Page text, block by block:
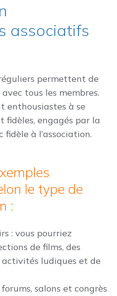
associatifs
permettent de
tous les membres.
enthousiastes à se
fidèles, engagés par la
à l’association.
le type de
:
: vous pourriez
de films, des
ludiques et de
salons et congrès